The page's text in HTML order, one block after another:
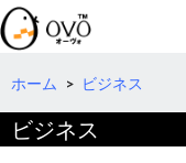
検
索
コ
テ
へ
ホーム > ビジネス
ビジネス